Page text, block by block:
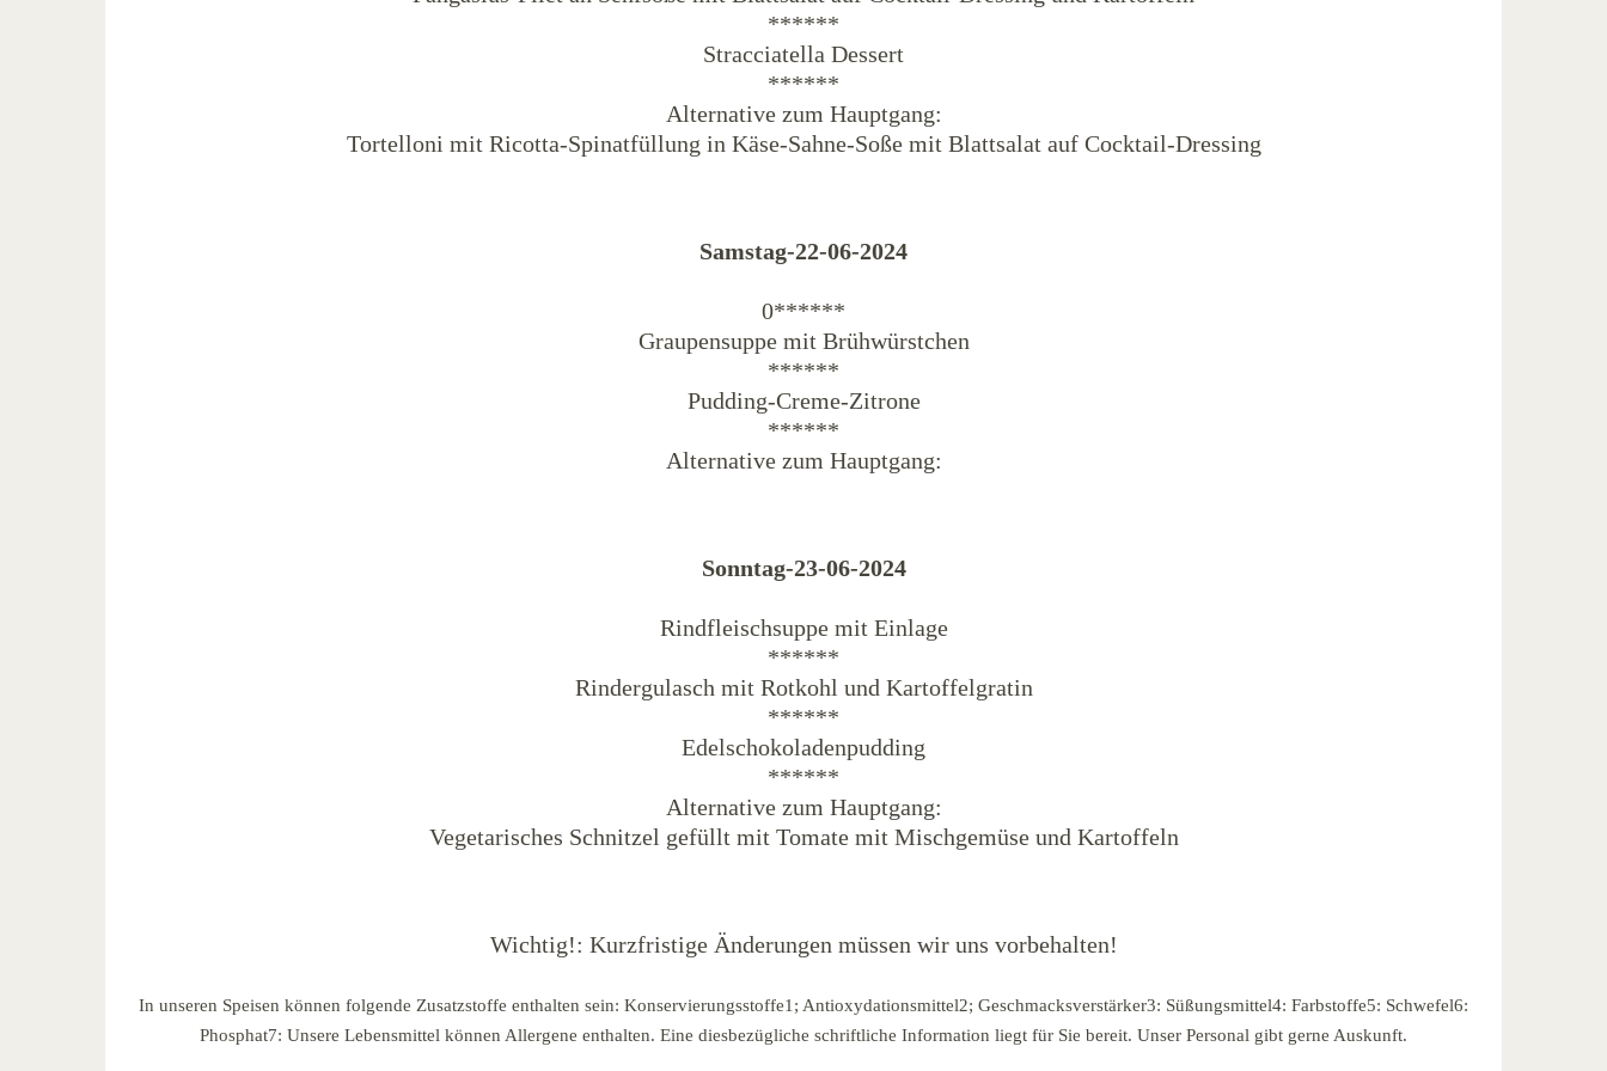
******
Stracciatella Dessert
******
Alternative zum Hauptgang:
Tortelloni mit Ricotta-Spinatfüllung in Käse-Sahne-Soße mit Blattsalat auf Cocktail-Dressing
Samstag-22-06-2024
0******
Graupensuppe mit Brühwürstchen
******
Pudding-Creme-Zitrone
******
Alternative zum Hauptgang:
Sonntag-23-06-2024
Rindfleischsuppe mit Einlage
******
Rindergulasch mit Rotkohl und Kartoffelgratin
******
Edelschokoladenpudding
******
Alternative zum Hauptgang:
Vegetarisches Schnitzel gefüllt mit Tomate mit Mischgemüse und Kartoffeln
Wichtig!: Kurzfristige Änderungen müssen wir uns vorbehalten!
In unseren Speisen können folgende Zusatzstoffe enthalten sein: Konservierungsstoffe1; Antioxydationsmittel2; Geschmacksverstärker3: Süßungsmittel4: Farbstoffe5: Schwefel6:
Phosphat7: Unsere Lebensmittel können Allergene enthalten. Eine diesbezügliche schriftliche Information liegt für Sie bereit. Unser Personal gibt gerne Auskunft.